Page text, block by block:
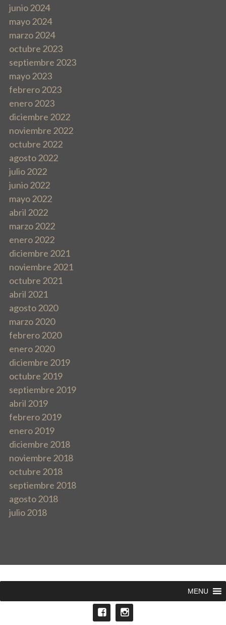
ó
n
d
e
e
n
r
a
d
a
s
junio 2024
mayo 2024
marzo 2024
octubre 2023
septiembre 2023
mayo 2023
febrero 2023
enero 2023
diciembre 2022
noviembre 2022
octubre 2022
agosto 2022
julio 2022
junio 2022
mayo 2022
abril 2022
marzo 2022
enero 2022
diciembre 2021
noviembre 2021
octubre 2021
abril 2021
agosto 2020
marzo 2020
febrero 2020
enero 2020
diciembre 2019
octubre 2019
septiembre 2019
abril 2019
febrero 2019
enero 2019
diciembre 2018
noviembre 2018
octubre 2018
septiembre 2018
agosto 2018
julio 2018
MENU